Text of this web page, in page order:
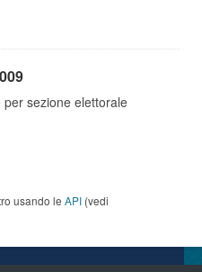
sezione elettorale
usando le API (vedi